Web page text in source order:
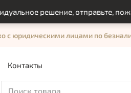
решение, отправьте,
Контакты
с юридическими лицами по